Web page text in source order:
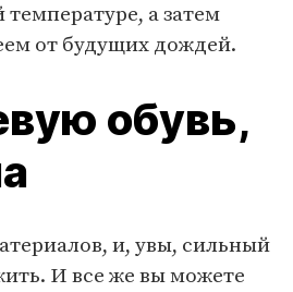
а затем
от будущих дождей.
обувь,
и, увы, сильный
И все же вы можете